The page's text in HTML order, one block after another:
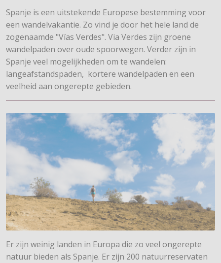
Spanje is een uitstekende Europese bestemming voor
een wandelvakantie. Zo vind je door het hele land de
zogenaamde "Vías Verdes". Via Verdes zijn groene
wandelpaden over oude spoorwegen. Verder zijn in
Spanje veel mogelijkheden om te wandelen:
langeafstandspaden, kortere wandelpaden en een
veelheid aan ongerepte gebieden.
Wandelvakantie in Spanje
Er zijn weinig landen in Europa die zo veel ongerepte
natuur bieden als Spanje. Er zijn 200 natuurreservaten